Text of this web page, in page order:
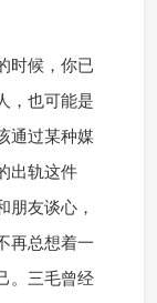
候，你已
，也可能是
通过某种媒
出轨这件
朋友谈心，
再总想着一
。三毛曾经